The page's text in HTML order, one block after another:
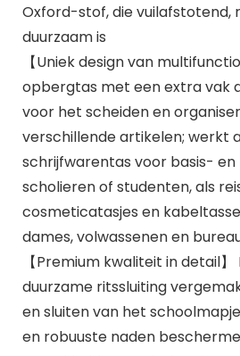
Oxford-stof, die vuilafstotend,
duurzaam is
【Uniek design van
opbergtas met een extra vak
voor het scheiden en
verschillende artikelen; werkt
schrijfwarentas voor basis- en
scholieren of studenten, als
cosmeticatasjes en
dames, volwassenen en
【Premium kwaliteit in detail
duurzame ritssluiting
en sluiten van het
en robuuste naden